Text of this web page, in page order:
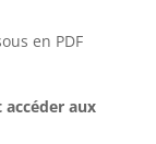
en PDF
accéder aux